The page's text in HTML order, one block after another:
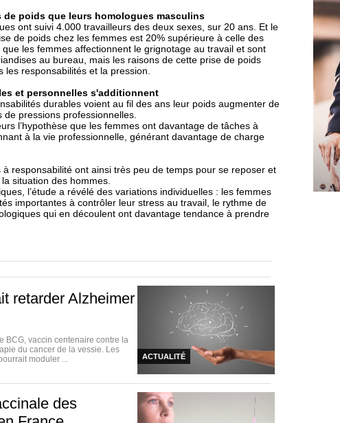
de poids que leurs homologues masculins
ont suivi 4.000 travailleurs des deux sexes, sur 20 ans. Et le
de poids chez les femmes est 20% supérieure à celle des
les femmes affectionnent le grignotage au travail et sont
au bureau, mais les raisons de cette prise de poids
responsabilités et la pression.
et personnelles s'additionnent
durables voient au fil des ans leur poids augmenter de
de pressions professionnelles.
l’hypothèse que les femmes ont davantage de tâches à
à la vie professionnelle, générant davantage de charge
responsabilité ont ainsi très peu de temps pour se reposer et
situation des hommes.
l’étude a révélé des variations individuelles : les femmes
importantes à contrôler leur stress au travail, le rythme de
qui en découlent ont davantage tendance à prendre
retarder Alzheimer
ACTUALITÉ
BCG, vaccin centenaire contre la
du cancer de la vessie. Les
moduler ...
des